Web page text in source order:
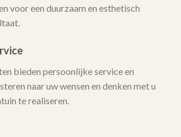
voor een duurzaam en esthetisch
bieden persoonlijke service en
naar uw wensen en denken met u
te realiseren.